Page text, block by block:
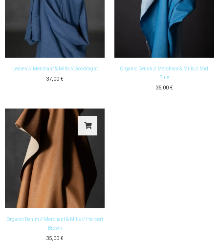
Leinen // Merchant & Mills // Goodnight
37,00 €
Organic Denim // Merchant & Mills // Mid
Blue
35,00 €
Organic Denim // Merchant & Mills // Herbert
Brown
35,00 €